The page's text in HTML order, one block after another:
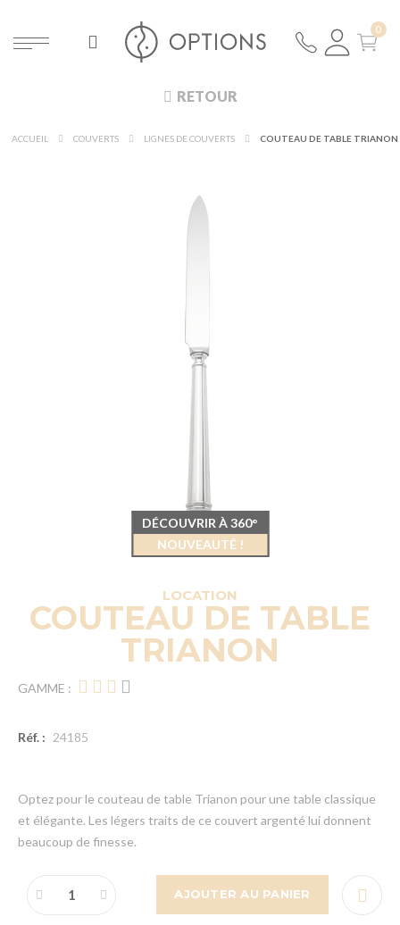
RETOUR
ACCUEIL COUVERTS LIGNES DE COUVERTS COUTEAU DE TABLE TRIANON
LOCATION
COUTEAU DE TABLE
TRIANON
GAMME :
Réf. : 24185
Optez pour le couteau de table Trianon pour une table classique
et élégante. Les légers traits de ce couvert argenté lui donnent
beaucoup de finesse.
AJOUTER AU PANIER
DÉCOUVRIR À 360°
NOUVEAUTÉ !